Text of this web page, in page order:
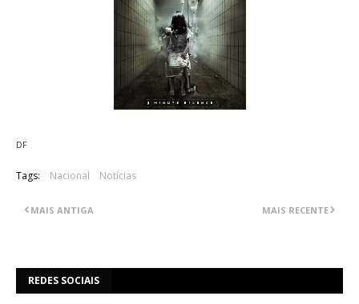
DF
Tags: Nacional Notícias
MAIS RECENTE
MAIS ANTIGA
REDES SOCIAIS